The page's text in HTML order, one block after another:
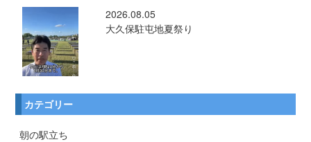
2026.08.05
大久保駐屯地夏祭り
カテゴリー
朝の駅立ち